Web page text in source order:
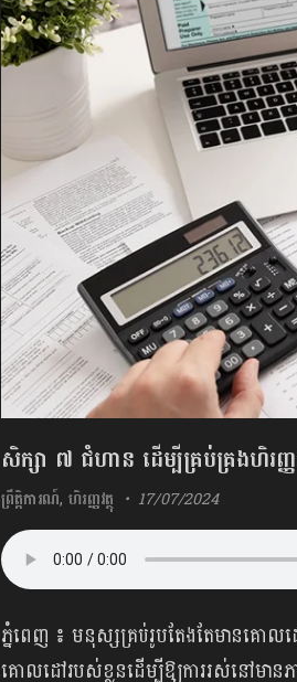
សិក្សា ៧ ជំហាន ដើម្បីគ្រប់គ្រងហិរញ្ញវ
ព្រឹត្តិការណ៍,ហិរញ្ញវត្ថុ 17/07/2024
ភ្នំពេញ ៖ មនុស្សគ្រប់រូបតែងតែមានគោល
គោលដៅរបស់ខ្លួនដើម្បីឱ្យការរស់នៅមាន